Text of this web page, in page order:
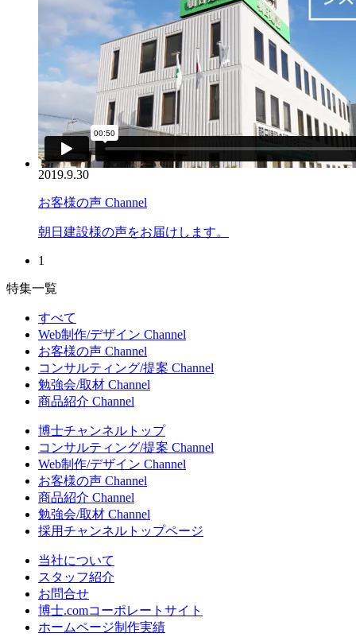
2019.9.30
お客様の声 Channel
朝日建設様の声をお届けします。
1
特集一覧
すべて
Web制作/デザイン Channel
お客様の声 Channel
コンサルティング/提案 Channel
勉強会/取材 Channel
商品紹介 Channel
博士チャンネルトップ
コンサルティング/提案 Channel
Web制作/デザイン Channel
お客様の声 Channel
商品紹介 Channel
勉強会/取材 Channel
採用チャンネルトップページ
当社について
スタッフ紹介
お問合せ
博士.comコーポレートサイト
ホームページ制作実績